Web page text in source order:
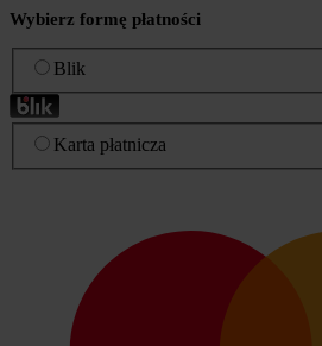
Wybierz formę płatności
Blik
Karta płatnicza